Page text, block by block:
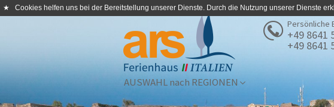
★ Cookies helfen uns bei der Bereitstellung unserer Dienste. Durch die Nutzung unserer Dienste
Persönliche
+49 8641
+49 8641
AUSWAHL nach REGIONEN